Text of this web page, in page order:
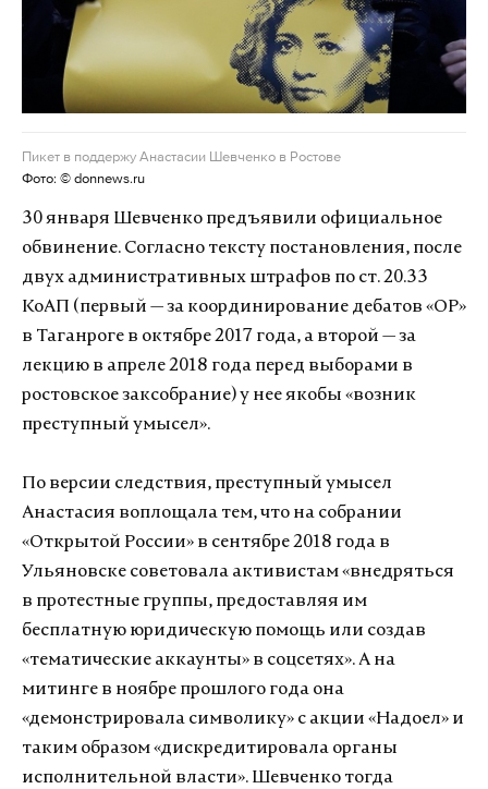
Пикет в поддержу Анастасии Шевченко в Ростове
Фото: © donnews.ru
30 января Шевченко предъявили официальное
обвинение. Согласно тексту постановления, после
двух административных штрафов по ст. 20.33
КоАП (первый — за координирование дебатов «ОР»
в Таганроге в октябре 2017 года, а второй — за
лекцию в апреле 2018 года перед выборами в
ростовское заксобрание) у нее якобы «возник
преступный умысел».
По версии следствия, преступный умысел
Анастасия воплощала тем, что на собрании
«Открытой России» в сентябре 2018 года в
Ульяновске советовала активистам «внедряться
в протестные группы, предоставляя им
бесплатную юридическую помощь или создав
«тематические аккаунты» в соцсетях». А на
митинге в ноябре прошлого года она
«демонстрировала символику» с акции «Надоел» и
таким образом «дискредитировала органы
исполнительной власти». Шевченко тогда